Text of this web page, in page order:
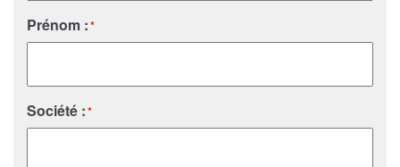
Prénom :*
Société :*